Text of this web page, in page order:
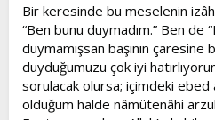
Bir keresinde bu meselenin
“Ben bunu duymadım.” Ben de
duymamışsan başının çaresine
duyduğumuzu çok iyi
sorulacak olursa; içimdeki
olduğum halde nâmütenâhi